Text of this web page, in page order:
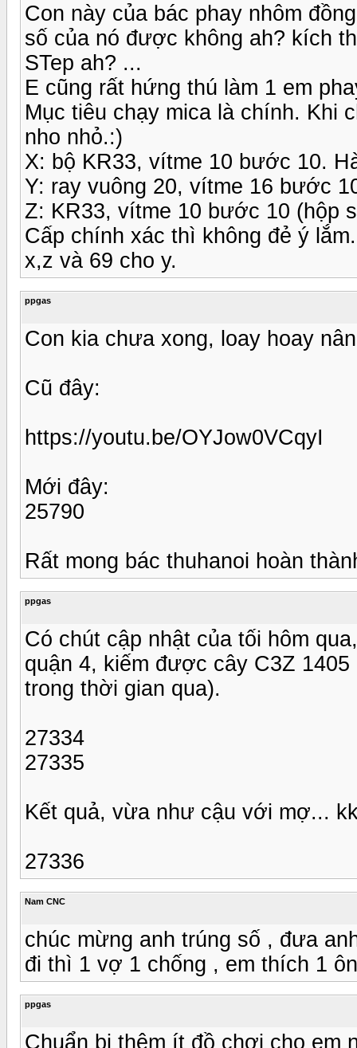
Con này của bác phay nhôm
số của nó được không ah? kích
STep ah? ...
E cũng rất hứng thú làm 1 em
Mục tiêu chạy mica là chính. Khi
nho nhỏ.:)
X: bộ KR33, vítme 10 bước 10.
Y: ray vuông 20, vítme 16 bước
Z: KR33, vítme 10 bước 10 (hộp
Cấp chính xác thì không đẻ ý
x,z và 69 cho y.
ppgas
Con kia chưa xong, loay hoay
Cũ đây:
https://youtu.be/OYJow0VCqyI
Mới đây:
25790
Rất mong bác thuhanoi hoàn
ppgas
Có chút cập nhật của tối hôm
quận 4, kiếm được cây C3Z
trong thời gian qua).
27334
27335
Kết quả, vừa như cậu với mợ...
27336
Nam CNC
chúc mừng anh trúng số , đưa
đi thì 1 vợ 1 chống , em thích 1
ppgas
Chuẩn bị thêm ít đồ chơi cho em